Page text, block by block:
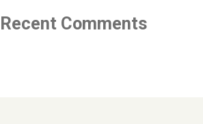
Recent Comments